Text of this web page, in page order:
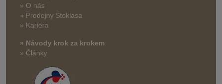
» O nás
» Prodejny Stoklasa
» Kariéra
» Návody krok za krokem
» Články